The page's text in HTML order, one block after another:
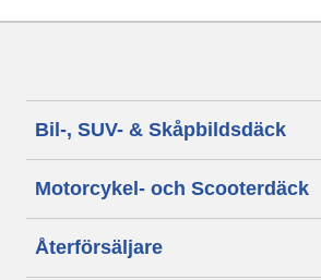
Bil-, SUV- & Skåpbildsdäck
Motorcykel- och Scooterdäck
Återförsäljare